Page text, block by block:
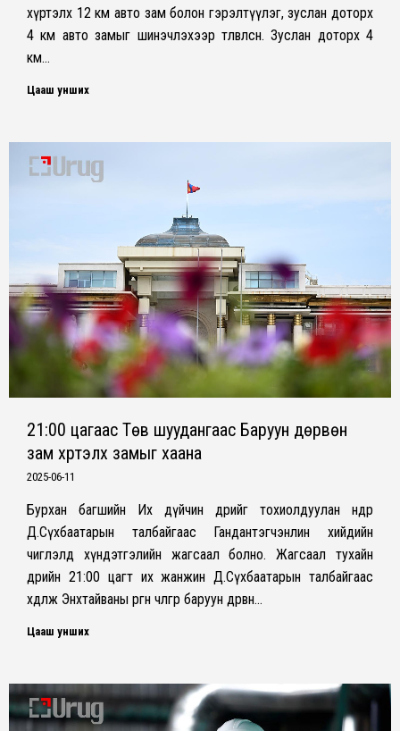
хүртэлх 12 км авто зам болон гэрэлтүүлэг, зуслан доторх
4 км авто замыг шинэчлэхээр төлөвлөсөн. Зуслан доторх 4
км…
Цааш унших
21:00 цагаас Төв шуудангаас Баруун дөрвөн
зам хүртэлх замыг хаана
2025-06-11
Бурхан багшийн Их дүйчин өдрийг тохиолдуулан өнөөдөр
Д.Сүхбаатарын талбайгаас Гандантэгчэнлин хийдийн
чиглэлд хүндэтгэлийн жагсаал болно. Жагсаал тухайн
өдрийн 21:00 цагт их жанжин Д.Сүхбаатарын талбайгаас
хөдөлж Энхтайваны өргөн чөлөөгөөр баруун дөрвөн…
Цааш унших